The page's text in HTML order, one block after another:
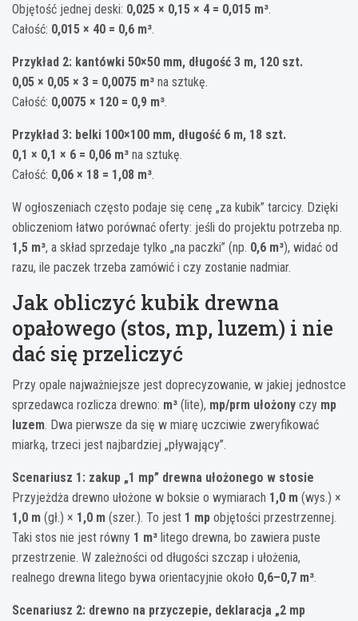
Objętość jednej deski: 0,025 × 0,15 × 4 = 0,015 m³.
Całość: 0,015 × 40 = 0,6 m³.
Przykład 2: kantówki 50×50 mm, długość 3 m, 120 szt.
0,05 × 0,05 × 3 = 0,0075 m³ na sztukę.
Całość: 0,0075 × 120 = 0,9 m³.
Przykład 3: belki 100×100 mm, długość 6 m, 18 szt.
0,1 × 0,1 × 6 = 0,06 m³ na sztukę.
Całość: 0,06 × 18 = 1,08 m³.
W ogłoszeniach często podaje się cenę „za kubik” tarcicy. Dzięki
obliczeniom łatwo porównać oferty: jeśli do projektu potrzeba np.
1,5 m³, a skład sprzedaje tylko „na paczki” (np. 0,6 m³), widać od
razu, ile paczek trzeba zamówić i czy zostanie nadmiar.
Jak obliczyć kubik drewna
opałowego (stos, mp, luzem) i nie
dać się przeliczyć
Przy opale najważniejsze jest doprecyzowanie, w jakiej jednostce
sprzedawca rozlicza drewno: m³ (lite), mp/prm ułożony czy mp
luzem. Dwa pierwsze da się w miarę uczciwie zweryfikować
miarką, trzeci jest najbardziej „pływający”.
Scenariusz 1: zakup „1 mp” drewna ułożonego w stosie
Przyjeżdża drewno ułożone w boksie o wymiarach 1,0 m (wys.) ×
1,0 m (gł.) × 1,0 m (szer.). To jest 1 mp objętości przestrzennej.
Taki stos nie jest równy 1 m³ litego drewna, bo zawiera puste
przestrzenie. W zależności od długości szczap i ułożenia,
realnego drewna litego bywa orientacyjnie około 0,6–0,7 m³.
Scenariusz 2: drewno na przyczepie, deklaracja „2 mp